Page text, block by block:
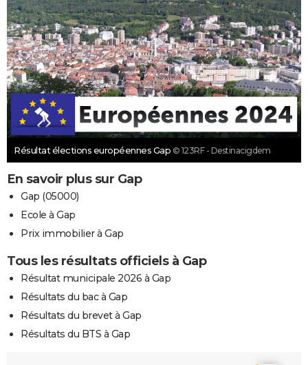
Résultat élections européennes Gap © 123RF - Destinacigdem
En savoir plus sur Gap
Gap (05000)
Ecole à Gap
Prix immobilier à Gap
Tous les résultats officiels à Gap
Résultat municipale 2026 à Gap
Résultats du bac à Gap
Résultats du brevet à Gap
Résultats du BTS à Gap